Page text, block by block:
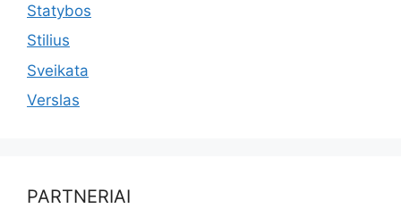
Statybos
Stilius
Sveikata
Verslas
PARTNERIAI